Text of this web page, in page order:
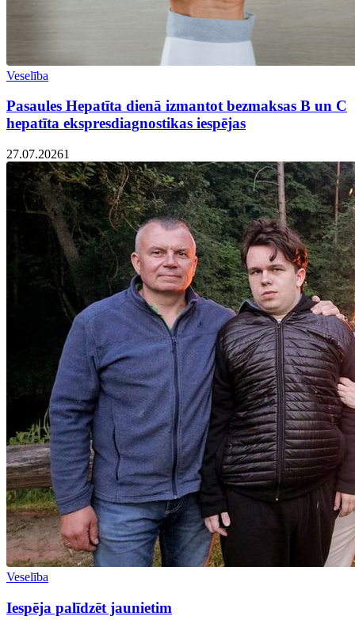
Veselība
Pasaules Hepatīta dienā izmantot bezmaksas B un C
hepatīta ekspresdiagnostikas iespējas
27.07.20261
Veselība
Iespēja palīdzēt jaunietim